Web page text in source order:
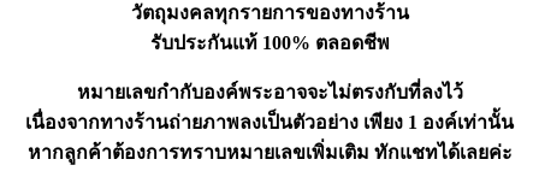
วัตถุมงคลทุกรายการของทางร้าน
รับประกันแท้ 100% ตลอดชีพ
หมายเลขกำกับองค์พระอาจจะไม่ตรงกับที่ลงไว้
เนื่องจากทางร้านถ่ายภาพลงเป็นตัวอย่าง เพียง 1 องค์เท่านั้น
หากลูกค้าต้องการทราบหมายเลขเพิ่มเติม ทักแชทได้เลยค่ะ